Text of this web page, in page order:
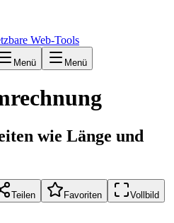
Web-Tools
Menü Menü
wie Länge und
Teilen Favoriten Vollbild